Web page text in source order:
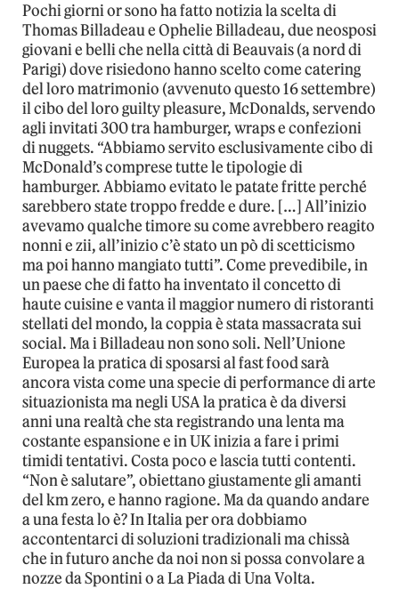
Pochi giorni or sono ha fatto notizia la scelta di
Thomas Billadeau e Ophelie Billadeau, due neosposi
giovani e belli che nella città di Beauvais (a nord di
Parigi) dove risiedono hanno scelto come catering
del loro matrimonio (avvenuto questo 16 settembre)
il cibo del loro guilty pleasure, McDonalds, servendo
agli invitati 300 tra hamburger, wraps e confezioni
di nuggets. “Abbiamo servito esclusivamente cibo di
McDonald’s comprese tutte le tipologie di
hamburger. Abbiamo evitato le patate fritte perché
sarebbero state troppo fredde e dure. […] All’inizio
avevamo qualche timore su come avrebbero reagito
nonni e zii, all’inizio c’è stato un pò di scetticismo
ma poi hanno mangiato tutti”. Come prevedibile, in
un paese che di fatto ha inventato il concetto di
haute cuisine e vanta il maggior numero di ristoranti
stellati del mondo, la coppia è stata massacrata sui
social. Ma i Billadeau non sono soli. Nell’Unione
Europea la pratica di sposarsi al fast food sarà
ancora vista come una specie di performance di arte
situazionista ma negli USA la pratica è da diversi
anni una realtà che sta registrando una lenta ma
costante espansione e in UK inizia a fare i primi
timidi tentativi. Costa poco e lascia tutti contenti.
“Non è salutare”, obiettano giustamente gli amanti
del km zero, e hanno ragione. Ma da quando andare
a una festa lo è? In Italia per ora dobbiamo
accontentarci di soluzioni tradizionali ma chissà
che in futuro anche da noi non si possa convolare a
nozze da Spontini o a La Piada di Una Volta.